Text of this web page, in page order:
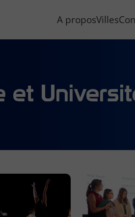
A proposVilles
et